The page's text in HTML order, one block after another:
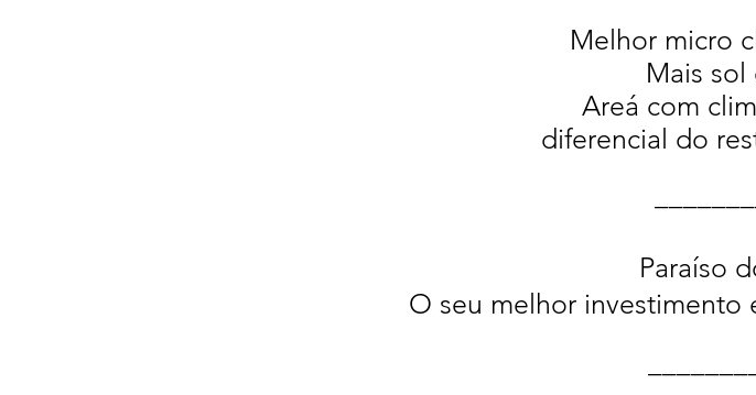
Melhor micro
Mais sol
Areá com
diferencial do
Paraíso
O seu melhor investimento